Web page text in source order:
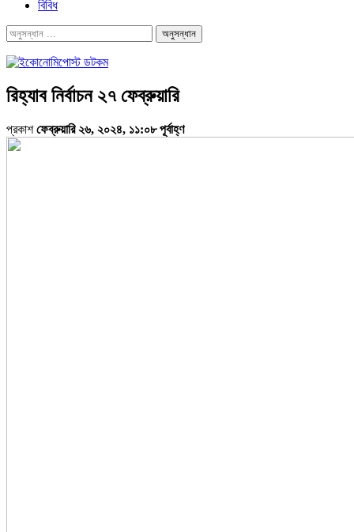
বিবিধ
রিহ্যাব নির্বাচন ২৭ ফেব্রুয়ারি
প্রকাশফেব্রুয়ারি ২৬, ২০২৪, ১১:০৮ পূর্বাহ্ণ